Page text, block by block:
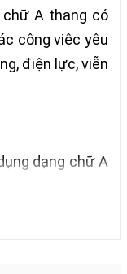
chữ A thang có
công việc yêu
điện lực, viễn
dạng chữ A